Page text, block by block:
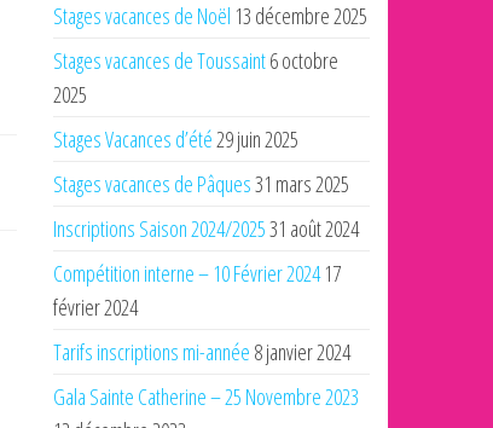
Stages vacances de Noël 13 décembre 2025
Stages vacances de Toussaint6 octobre
2025
Stages Vacances d’été29 juin 2025
Stages vacances de Pâques31 mars 2025
Inscriptions Saison 2024/202531 août 2024
Compétition interne – 10 Février 2024 17
février 2024
Tarifs inscriptions mi-année 8 janvier 2024
Gala Sainte Catherine – 25 Novembre 2023